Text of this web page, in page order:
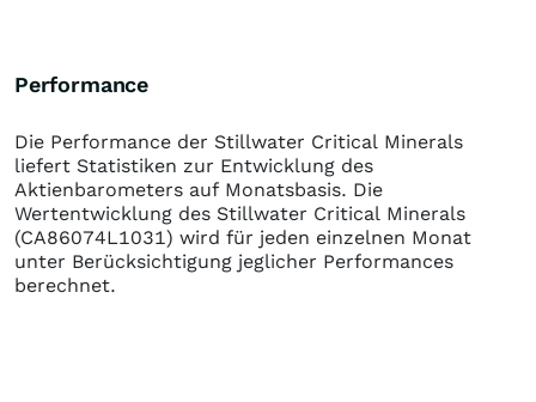
Performance
Die Performance der Stillwater Critical Minerals
liefert Statistiken zur Entwicklung des
Aktienbarometers auf Monatsbasis. Die
Wertentwicklung des Stillwater Critical Minerals
(CA86074L1031) wird für jeden einzelnen Monat
unter Berücksichtigung jeglicher Performances
berechnet.